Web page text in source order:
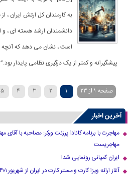
دانشمندان ارشد هسته ای ، و
است ، نشان می دهد که آنچه
پیشگیرانه و کمتر از یک درگیری نظامی پایدار
صفحه 1 از 23 1
2
3
4
5
10
›
20
...
» آخرین اخبار
مهاجرت با برنامه کانادا پرزنت ورکر: مصاحبه با آقای
مهاجریست
ایران کمپانی رونمایی شد!
آغاز ارائه ویزا کارت و مستر کارت در ایران از شهریور ۱۴۰۱